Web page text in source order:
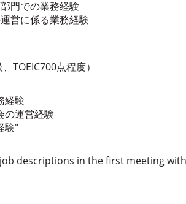
門での業務経験
営に係る業務経験
TOEIC700点程度）
経験
の運営経験
験"
descriptions in the first meeting